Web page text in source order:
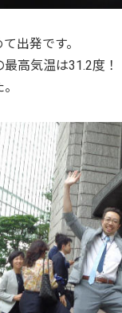
出発です。
最高気温は31.2度